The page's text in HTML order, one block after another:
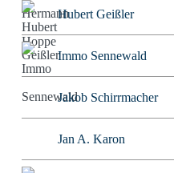
Hubert Geißler
Immo Sennewald
Jakob Schirrmacher
Jan A. Karon